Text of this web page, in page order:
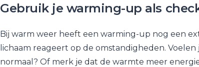
Gebruik je warming-up als
Bij warm weer heeft een warming-up nog een
lichaam reageert op de omstandigheden.
normaal? Of merk je dat de warmte meer